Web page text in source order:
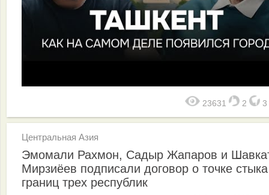
23631 2 3
Центральная Азия
Эмомали Рахмон, Садыр Жапаров и
Мирзиёев подписали договор о точке стыка
границ трех республик